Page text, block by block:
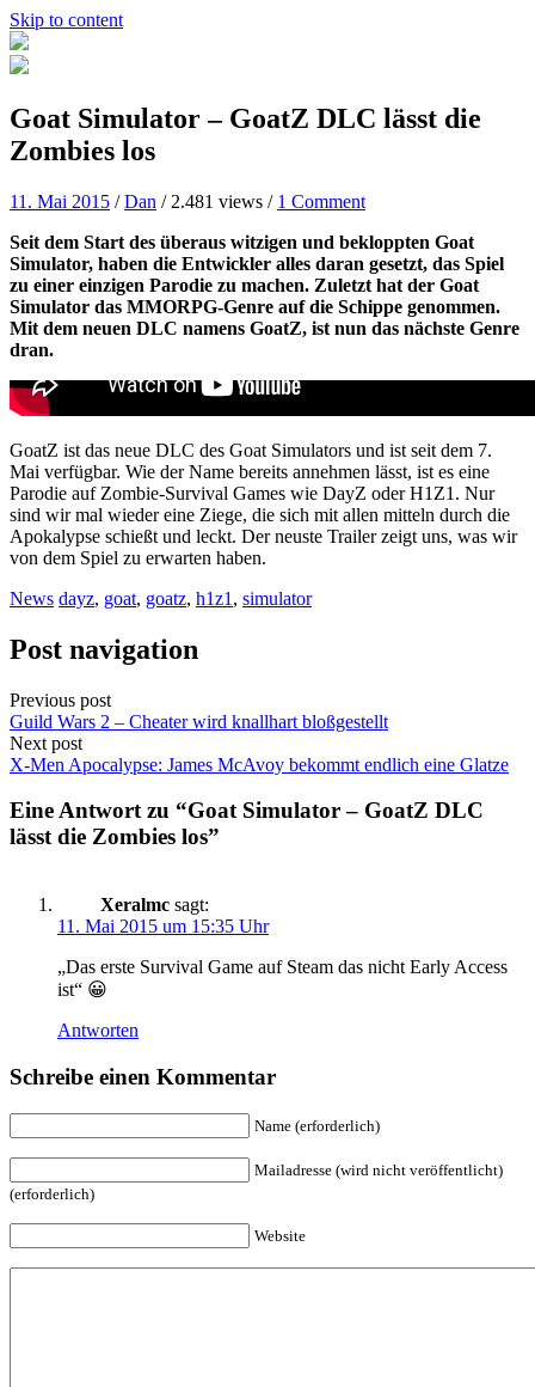
Skip to content
Goat Simulator – GoatZ DLC lässt die
Zombies los
11. Mai 2015 /Dan / 2.481 views / 1 Comment
Seit dem Start des überaus witzigen und bekloppten Goat
Simulator, haben die Entwickler alles daran gesetzt, das Spiel
zu einer einzigen Parodie zu machen. Zuletzt hat der Goat
Simulator das MMORPG-Genre auf die Schippe genommen.
Mit dem neuen DLC namens GoatZ, ist nun das nächste Genre
dran.
GoatZ ist das neue DLC des Goat Simulators und ist seit dem 7.
Mai verfügbar. Wie der Name bereits annehmen lässt, ist es eine
Parodie auf Zombie-Survival Games wie DayZ oder H1Z1. Nur
sind wir mal wieder eine Ziege, die sich mit allen mitteln durch die
Apokalypse schießt und leckt. Der neuste Trailer zeigt uns, was wir
von dem Spiel zu erwarten haben.
News dayz, goat, goatz, h1z1 , simulator
Post navigation
Previous post
Guild Wars 2 – Cheater wird knallhart bloßgestellt
Next post
X-Men Apocalypse: James McAvoy bekommt endlich eine Glatze
Eine Antwort zu “Goat Simulator – GoatZ DLC
lässt die Zombies los”
Xeralmc sagt:
11. Mai 2015 um 15:35 Uhr
„Das erste Survival Game auf Steam das nicht Early Access
ist“ 😀
Antworten
Schreibe einen Kommentar
Name (erforderlich)
Mailadresse (wird nicht veröffentlicht)
(erforderlich)
Website